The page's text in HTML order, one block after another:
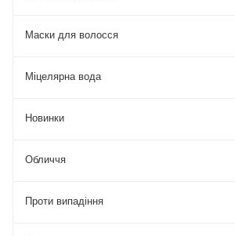
Маски для волосся
Міцелярна вода
Новинки
Обличчя
Проти випадіння